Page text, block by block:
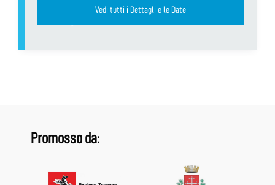
Vedi tutti i Dettagli e le Date
Promosso da: